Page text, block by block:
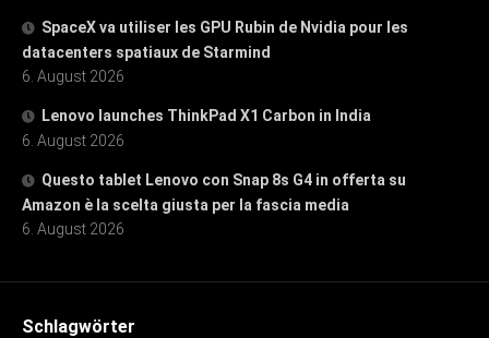
SpaceX va utiliser les GPU Rubin de Nvidia pour les
datacenters spatiaux de Starmind
6. August 2026
Lenovo launches ThinkPad X1 Carbon in India
6. August 2026
Questo tablet Lenovo con Snap 8s G4 in offerta su
Amazon è la scelta giusta per la fascia media
6. August 2026
Schlagwörter